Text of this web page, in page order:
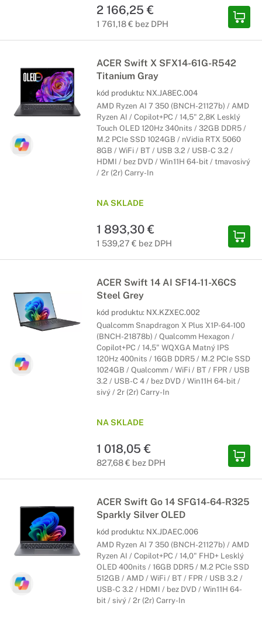
2 166,25 €
1 761,18 € bez DPH
ACER Swift X SFX14-61G-R542
Titanium Gray
kód produktu: NX.JA8EC.004
AMD Ryzen AI 7 350 (BNCH-21127b) / AMD
Ryzen AI / Copilot+PC / 14,5" 2,8K Lesklý
Touch OLED 120Hz 340nits / 32GB DDR5 /
M.2 PCIe SSD 1024GB / nVidia RTX 5060
8GB / WiFi / BT / USB 3.2 / USB-C 3.2 /
HDMI / bez DVD / Win11H 64-bit / tmavosivý
/ 2r (2r) Carry-In
NA SKLADE
1 893,30 €
1 539,27 € bez DPH
ACER Swift 14 AI SF14-11-X6CS
Steel Grey
kód produktu: NX.KZXEC.002
Qualcomm Snapdragon X Plus X1P-64-100
(BNCH-21878b) / Qualcomm Hexagon /
Copilot+PC / 14,5" WQXGA Matný IPS
120Hz 400nits / 16GB DDR5 / M.2 PCIe SSD
1024GB / Qualcomm / WiFi / BT / FPR / USB
3.2 / USB-C 4 / bez DVD / Win11H 64-bit /
sivý / 2r (2r) Carry-In
NA SKLADE
1 018,05 €
827,68 € bez DPH
ACER Swift Go 14 SFG14-64-R325
Sparkly Silver OLED
kód produktu: NX.JDAEC.006
AMD Ryzen AI 7 350 (BNCH-21127b) / AMD
Ryzen AI / Copilot+PC / 14,0" FHD+ Lesklý
OLED 400nits / 16GB DDR5 / M.2 PCIe SSD
512GB / AMD / WiFi / BT / FPR / USB 3.2 /
USB-C 3.2 / HDMI / bez DVD / Win11H 64-
bit / sivý / 2r (2r) Carry-In